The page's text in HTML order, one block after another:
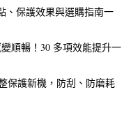
、保護效果與選購指南一
順暢！30 多項效能提升一
保護新機，防刮、防磨耗